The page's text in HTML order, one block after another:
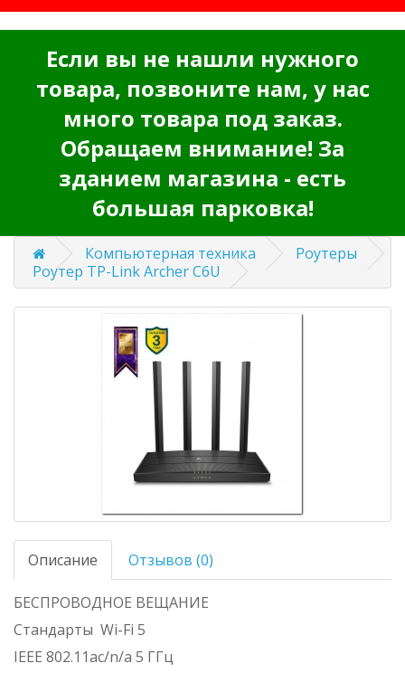
Если вы не нашли нужного
товара, позвоните нам, у нас
много товара под заказ.
Обращаем внимание! За
зданием магазина - есть
большая парковка!
Компьютерная техника
Роутеры
Роутер TP-Link Archer C6U
Описание Отзывов (0)
БЕСПРОВОДНОЕ ВЕЩАНИЕ
Стандарты Wi-Fi 5
IEEE 802.11ac/n/a 5 ГГц